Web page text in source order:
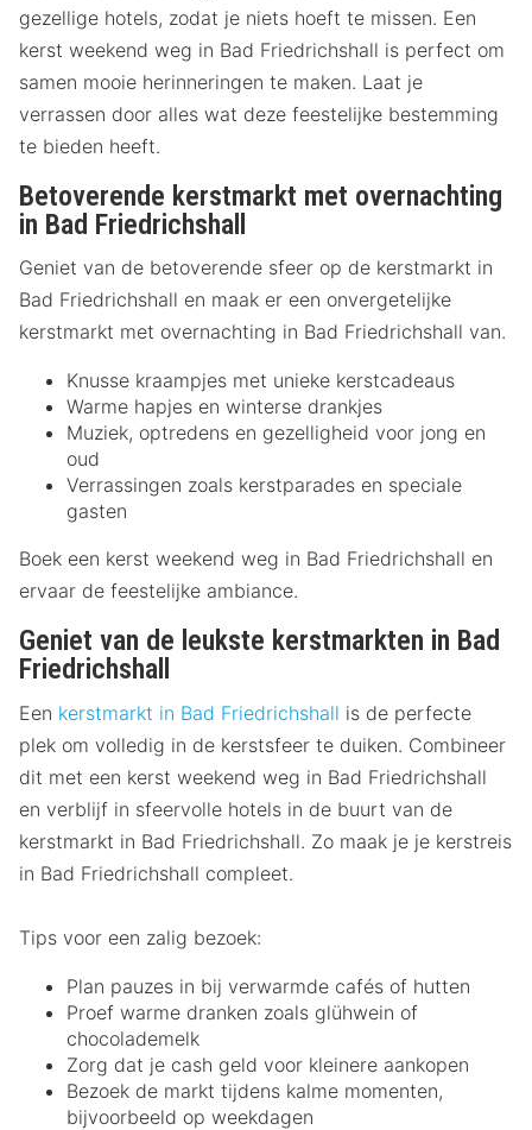
gezellige hotels, zodat je niets hoeft te missen. Een
kerst weekend weg in Bad Friedrichshall is perfect om
samen mooie herinneringen te maken. Laat je
verrassen door alles wat deze feestelijke bestemming
te bieden heeft.
Betoverende kerstmarkt met overnachting
in Bad Friedrichshall
Geniet van de betoverende sfeer op de kerstmarkt in
Bad Friedrichshall en maak er een onvergetelijke
kerstmarkt met overnachting in Bad Friedrichshall van.
Knusse kraampjes met unieke kerstcadeaus
Warme hapjes en winterse drankjes
Muziek, optredens en gezelligheid voor jong en
oud
Verrassingen zoals kerstparades en speciale
gasten
Boek een kerst weekend weg in Bad Friedrichshall en
ervaar de feestelijke ambiance.
Geniet van de leukste kerstmarkten in Bad
Friedrichshall
Een kerstmarkt in Bad Friedrichshall is de perfecte
plek om volledig in de kerstsfeer te duiken. Combineer
dit met een kerst weekend weg in Bad Friedrichshall
en verblijf in sfeervolle hotels in de buurt van de
kerstmarkt in Bad Friedrichshall. Zo maak je je kerstreis
in Bad Friedrichshall compleet.
Tips voor een zalig bezoek:
Plan pauzes in bij verwarmde cafés of hutten
Proef warme dranken zoals glühwein of
chocolademelk
Zorg dat je cash geld voor kleinere aankopen
Bezoek de markt tijdens kalme momenten,
bijvoorbeeld op weekdagen